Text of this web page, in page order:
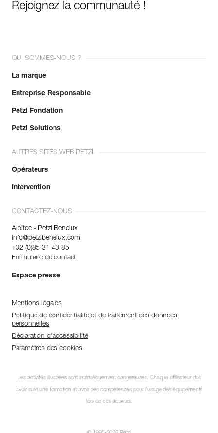
Rejoignez la communauté !
QUI SOMMES-NOUS ?
La marque
Entreprise Responsable
Petzl Fondation
Petzl Solutions
AUTRES SITES WEB PETZL
Opérateurs
Intervention
CONTACTEZ-NOUS
Alpitec - Petzl Benelux
info@petzlbenelux.com
+32 (0)85 31 43 85
Formulaire de contact
Espace presse
Mentions légales
Politique de confidentialité et de traitement des données
personnelles
Déclaration d'accessibilité
Paramètres des cookies
Les activités illustrées sont intrinsèquement dangereuses. Chaque utilisateur doit
avoir suivi une formation et avoir des compétences pour l’usage des équipements
lors de ces activités.